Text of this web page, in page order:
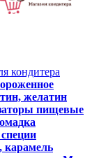
кондитера
желатин
пищевые
карамель